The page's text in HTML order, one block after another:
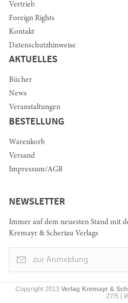
Vertrieb
Foreign Rights
Kontakt
Datenschutzhinweise
AKTUELLES
Bücher
News
Veranstaltungen
BESTELLUNG
Warenkorb
Versand
Impressum/AGB
NEWSLETTER
Immer auf dem neuesten Stand mit
Kremayr & Scheriau Verlags
zur Anmeldung
Copyright 2013 Verlag Kremayr &
27/5 |